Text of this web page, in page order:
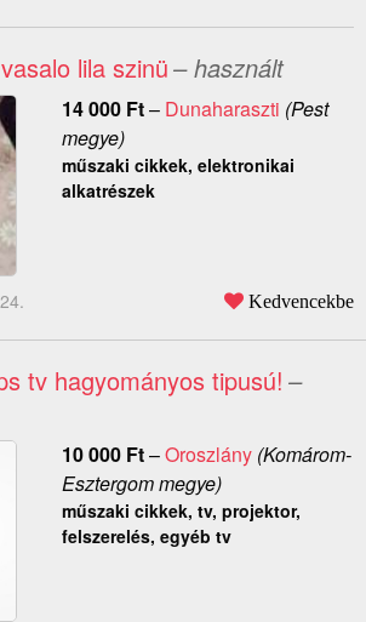
lila szinü– használt
14 000 Ft– Dunaharaszti (Pest
megye)
műszaki cikkek, elektronikai
alkatrészek
Kedvencekbe
tv hagyományos tipusú! –
10 000 Ft–Oroszlány(Komárom-
Esztergom megye)
műszaki cikkek, tv, projektor,
felszerelés, egyéb tv